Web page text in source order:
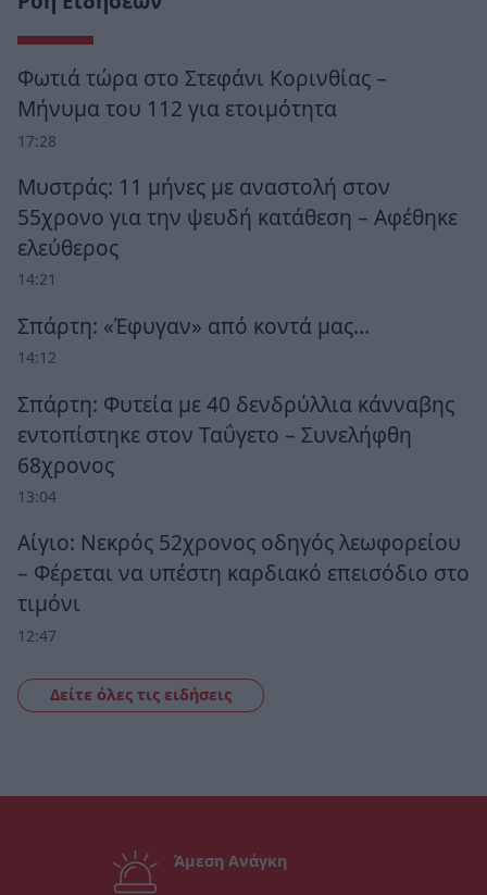
Φωτιά τώρα στο Στεφάνι Κορινθίας –
Μήνυμα του 112 για ετοιμότητα
17:28
Μυστράς: 11 μήνες με αναστολή στον
55χρονο για την ψευδή κατάθεση – Αφέθηκε
ελεύθερος
14:21
Σπάρτη: «Έφυγαν» από κοντά μας…
14:12
Σπάρτη: Φυτεία με 40 δενδρύλλια κάνναβης
εντοπίστηκε στον Ταΰγετο – Συνελήφθη
68χρονος
13:04
Αίγιο: Νεκρός 52χρονος οδηγός λεωφορείου
– Φέρεται να υπέστη καρδιακό επεισόδιο στο
τιμόνι
12:47
Δείτε όλες τις ειδήσεις
Άμεση Ανάγκη